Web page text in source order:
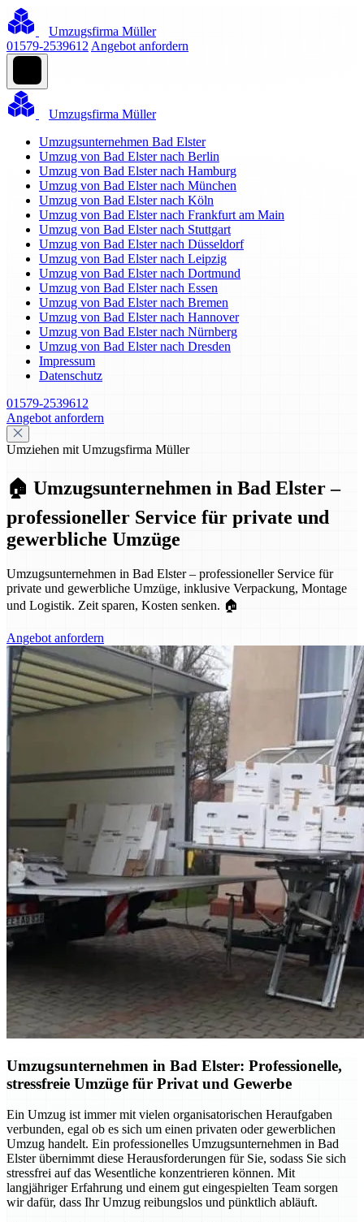
Umzugsfirma Müller
01579-2539612 Angebot anfordern
Umzugsfirma Müller
Umzugsunternehmen Bad Elster
Umzug von Bad Elster nach Berlin
Umzug von Bad Elster nach Hamburg
Umzug von Bad Elster nach München
Umzug von Bad Elster nach Köln
Umzug von Bad Elster nach Frankfurt am Main
Umzug von Bad Elster nach Stuttgart
Umzug von Bad Elster nach Düsseldorf
Umzug von Bad Elster nach Leipzig
Umzug von Bad Elster nach Dortmund
Umzug von Bad Elster nach Essen
Umzug von Bad Elster nach Bremen
Umzug von Bad Elster nach Hannover
Umzug von Bad Elster nach Nürnberg
Umzug von Bad Elster nach Dresden
Impressum
Datenschutz
01579-2539612
Angebot anfordern
Umziehen mit Umzugsfirma Müller
🏠 Umzugsunternehmen in Bad Elster –
professioneller Service für private und
gewerbliche Umzüge
Umzugsunternehmen in Bad Elster – professioneller Service für
private und gewerbliche Umzüge, inklusive Verpackung, Montage
und Logistik. Zeit sparen, Kosten senken. 🏠
Angebot anfordern
Umzugsunternehmen in Bad Elster: Professionelle,
stressfreie Umzüge für Privat und Gewerbe
Ein Umzug ist immer mit vielen organisatorischen Heraufgaben
verbunden, egal ob es sich um einen privaten oder gewerblichen
Umzug handelt. Ein professionelles Umzugsunternehmen in Bad
Elster übernimmt diese Herausforderungen für Sie, sodass Sie sich
stressfrei auf das Wesentliche konzentrieren können. Mit
langjähriger Erfahrung und einem gut eingespielten Team sorgen
wir dafür, dass Ihr Umzug reibungslos und pünktlich abläuft.